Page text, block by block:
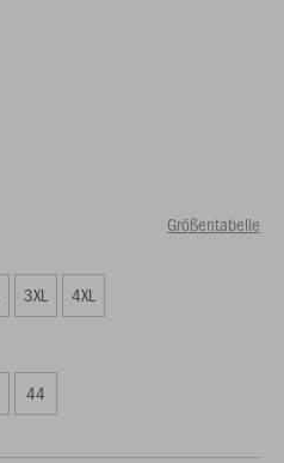
Größentabelle
3XL 4XL
44